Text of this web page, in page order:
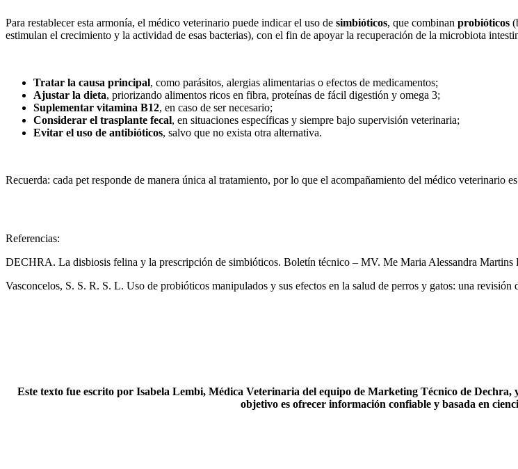
Para restablecer esta armonía, el médico veterinario puede indicar el uso de simbióticos, que combinan probióticos
estimulan el crecimiento y la actividad de esas bacterias), con el fin de apoyar la recuperación de la microbiota
Tratar la causa principal, como parásitos, alergias alimentarias o efectos de medicamentos;
Ajustar la dieta, priorizando alimentos ricos en fibra, proteínas de fácil digestión y omega 3;
Suplementar vitamina B12, en caso de ser necesario;
Considerar el trasplante fecal, en situaciones específicas y siempre bajo supervisión veterinaria;
Evitar el uso de antibióticos, salvo que no exista otra alternativa.
Recuerda: cada pet responde de manera única al tratamiento, por lo que el acompañamiento del médico veterinario es
Referencias:
DECHRA. La disbiosis felina y la prescripción de simbióticos. Boletín técnico – MV. Me Maria Alessandra Martins
Vasconcelos, S. S. R. S. L. Uso de probióticos manipulados y sus efectos en la salud de perros y gatos: una revisión
Este texto fue escrito por Isabela Lembi, Médica Veterinaria del equipo de Marketing Técnico de
objetivo es ofrecer información confiable y basada en